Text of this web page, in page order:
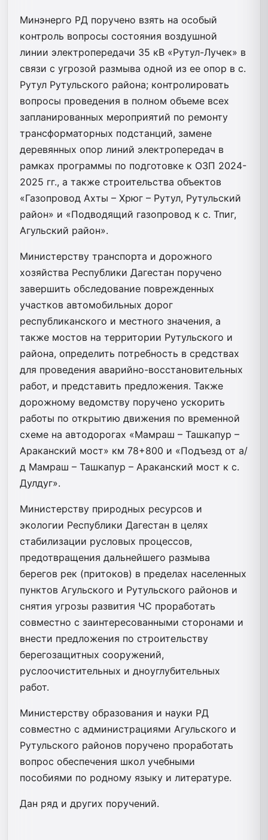
Минэнерго РД поручено взять на особый
контроль вопросы состояния воздушной
линии электропередачи 35 кВ «Рутул-Лучек» в
связи с угрозой размыва одной из ее опор в с.
Рутул Рутульского района; контролировать
вопросы проведения в полном объеме всех
запланированных мероприятий по ремонту
трансформаторных подстанций, замене
деревянных опор линий электропередач в
рамках программы по подготовке к ОЗП 2024-
2025 гг., а также строительства объектов
«Газопровод Ахты – Хрюг – Рутул, Рутульский
район» и «Подводящий газопровод к с. Тпиг,
Агульский район».
Министерству транспорта и дорожного
хозяйства Республики Дагестан поручено
завершить обследование поврежденных
участков автомобильных дорог
республиканского и местного значения, а
также мостов на территории Рутульского и
района, определить потребность в средствах
для проведения аварийно-восстановительных
работ, и представить предложения. Также
дорожному ведомству поручено ускорить
работы по открытию движения по временной
схеме на автодорогах «Мамраш – Ташкапур –
Араканский мост» км 78+800 и «Подъезд от а/
д Мамраш – Ташкапур – Араканский мост к с.
Дулдуг».
Министерству природных ресурсов и
экологии Республики Дагестан в целях
стабилизации русловых процессов,
предотвращения дальнейшего размыва
берегов рек (притоков) в пределах населенных
пунктов Агульского и Рутульского районов и
снятия угрозы развития ЧС проработать
совместно с заинтересованными сторонами и
внести предложения по строительству
берегозащитных сооружений,
руслоочистительных и дноуглубительных
работ.
Министерству образования и науки РД
совместно с администрациями Агульского и
Рутульского районов поручено проработать
вопрос обеспечения школ учебными
пособиями по родному языку и литературе.
Дан ряд и других поручений.